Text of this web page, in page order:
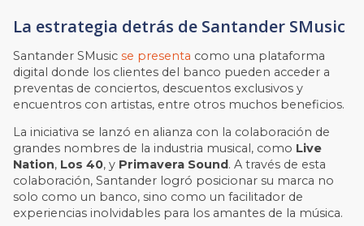
La estrategia detrás de Santander SMusic
Santander SMusicse presenta como una plataforma
digital donde los clientes del banco pueden acceder a
preventas de conciertos, descuentos exclusivos y
encuentros con artistas, entre otros muchos beneficios.
La iniciativa se lanzó en alianza con la colaboración de
grandes nombres de la industria musical, como Live
Nation, Los 40, y Primavera Sound . A través de esta
colaboración, Santander logró posicionar su marca no
solo como un banco, sino como un facilitador de
experiencias inolvidables para los amantes de la música.